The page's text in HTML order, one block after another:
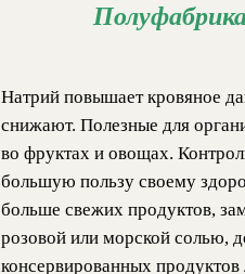
Натрий повышает кровяное
снижают. Полезные для
во фруктах и овощах.
большую пользу своему
больше свежих продуктов,
розовой или морской солью,
консервированных продуктов